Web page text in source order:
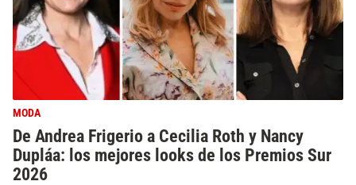
MODA
De Andrea Frigerio a Cecilia Roth y Nancy
Dupláa: los mejores looks de los Premios Sur
2026